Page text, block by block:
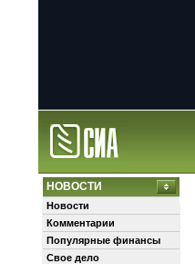
НОВОСТИ
Новости
Комментарии
Популярные финансы
Свое дело